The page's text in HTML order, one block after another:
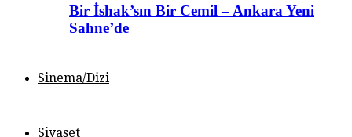
Bir İshak’sın Bir Cemil – Ankara Yeni
Sahne’de
Sinema/Dizi
Siyaset